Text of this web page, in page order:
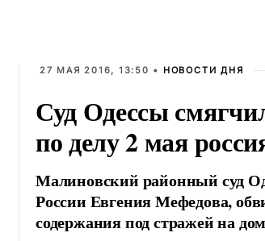
27 МАЯ 2016, 13:50 • НОВОСТИ ДНЯ
Суд Одессы
по делу 2 мая
Малиновский районный суд
России Евгения Мефедова,
содержания под стражей на